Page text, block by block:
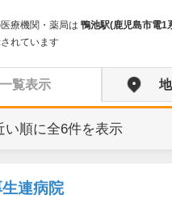
療機関・薬局は 鴨池駅(鹿児島市電1
れています
一覧表示
い順に全6件を表示
連病院